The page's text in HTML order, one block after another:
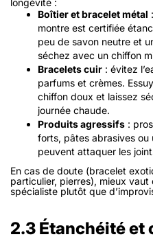
longévité :
Boîtier et bracelet métal
montre est certifiée
peu de savon neutre et
séchez avec un chiffon
Bracelets cuir : évitez
parfums et crèmes.
chiffon doux et laissez
journée chaude.
Produits agressifs :
forts, pâtes abrasives ou
peuvent attaquer les
En cas de doute (bracelet
particulier, pierres), mieux vaut
spécialiste plutôt que
2.3 Étanchéité et